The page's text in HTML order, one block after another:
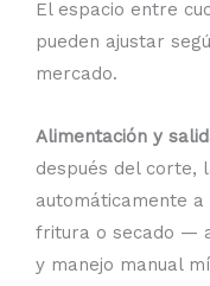
El espacio entre
pueden ajustar
mercado.
Alimentación y
después del corte,
automáticamente
fritura o secado —
y manejo manual